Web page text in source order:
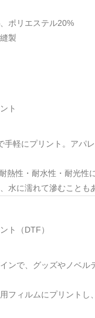
ポリエステル20%
製
ト
手軽にプリント。アパ
熱性・耐水性・耐光性
水に濡れて滲むことも
ト（DTF）
ンで、グッズやノベル
フィルムにプリントし